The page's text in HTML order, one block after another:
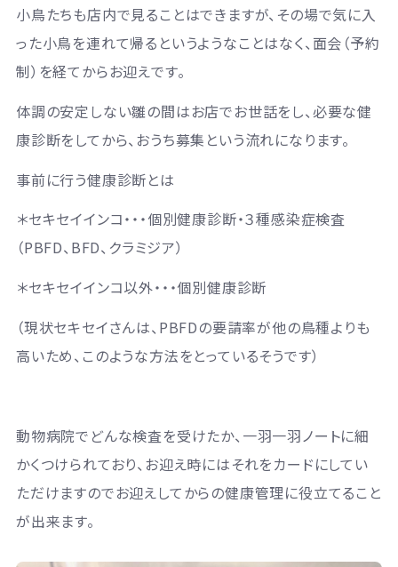
小鳥たちも店内で見ることはできますが、その場で気に入
った小鳥を連れて帰るというようなことはなく、面会（予約
制）を経てからお迎えです。
体調の安定しない雛の間はお店でお世話をし、必要な健
康診断をしてから、おうち募集という流れになります。
事前に行う健康診断とは
＊セキセイインコ・・・個別健康診断・３種感染症検査
（PBFD、BFD、クラミジア）
＊セキセイインコ以外・・・個別健康診断
（現状セキセイさんは、PBFDの要請率が他の鳥種よりも
高いため、このような方法をとっているそうです）
動物病院でどんな検査を受けたか、一羽一羽ノートに細
かくつけられており、お迎え時にはそれをカードにしてい
ただけますのでお迎えしてからの健康管理に役立てること
が出来ます。